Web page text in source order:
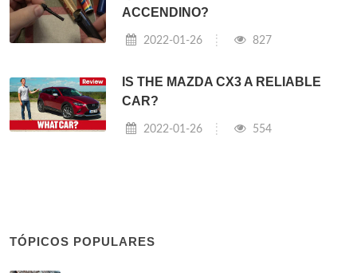
ACCENDINO?
2022-01-26 827
IS THE MAZDA CX3 A RELIABLE
CAR?
2022-01-26 554
TÓPICOS POPULARES